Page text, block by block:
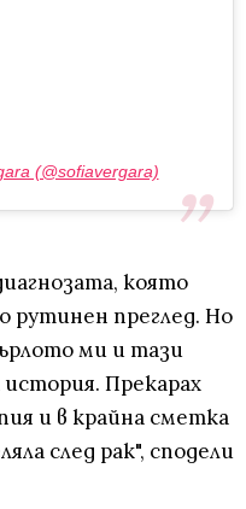
(@sofiavergara)
която
рутинен преглед. Но
ми и тази
Прекарах
и в крайна сметка
след рак", сподели